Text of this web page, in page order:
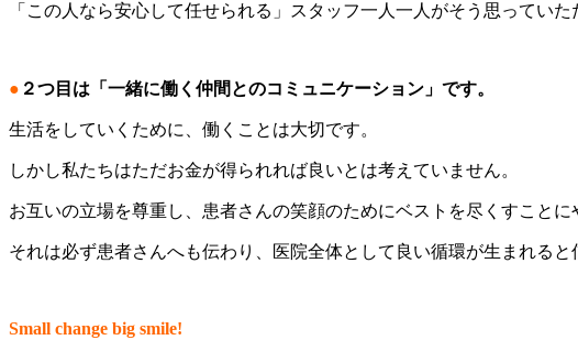
「この人なら安心して任せられる」スタッフ一人一人がそう思ってい
● ２つ目は「一緒に働く仲間とのコミュニケーション」です。
生活をしていくために、働くことは大切です。
しかし私たちはただお金が得られれば良いとは考えていません。
お互いの立場を尊重し、患者さんの笑顔のためにベストを尽くすことに
それは必ず患者さんへも伝わり、医院全体として良い循環が生まれると
Small change big smile!